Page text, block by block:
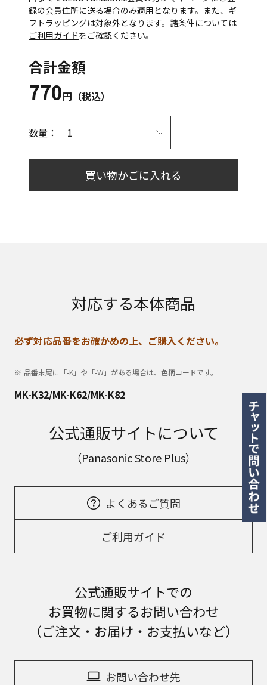
録の会員住所に送る場合のみ適用となります。また、ギ
フトラッピングは対象外となります。諸条件については
ご利用ガイドをご確認ください。
合計金額
770円（税込）
数量：
買い物かごに入れる
対応する本体商品
必ず対応品番をお確かめの上、ご購入ください。
品番末尾に「-K」や「-W」がある場合は、色柄コードです。
MK-K32/MK-K62/MK-K82
公式通販サイトについて
（Panasonic Store Plus）
よくあるご質問
ご利用ガイド
公式通販サイトでの
お買物に関するお問い合わせ
（ご注文・お届け・お支払いなど）
お問い合わせ先